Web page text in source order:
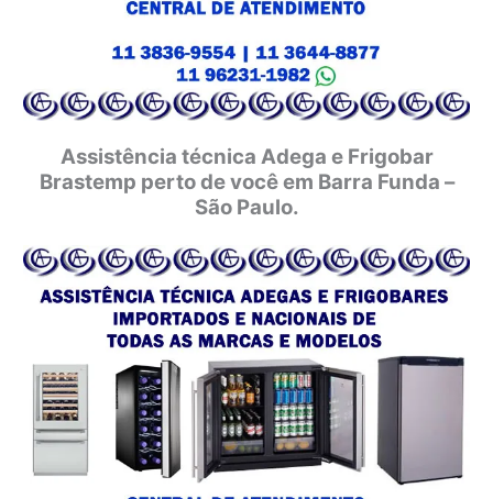
Assistência técnica Adega e Frigobar
Brastemp perto de você em Barra Funda –
São Paulo.